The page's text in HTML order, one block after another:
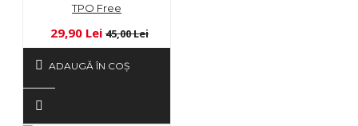
TPO Free
29,90 Lei 45,00 Lei
ADAUGĂ ÎN COŞ